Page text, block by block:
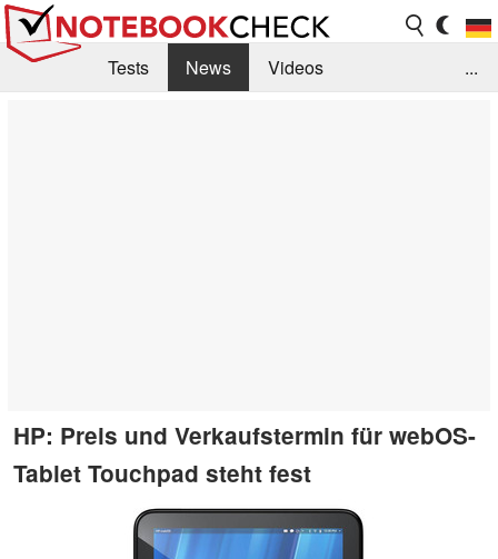
Tests News
Videos
...
HP: Preis und Verkaufstermin für webOS-
Tablet Touchpad steht fest